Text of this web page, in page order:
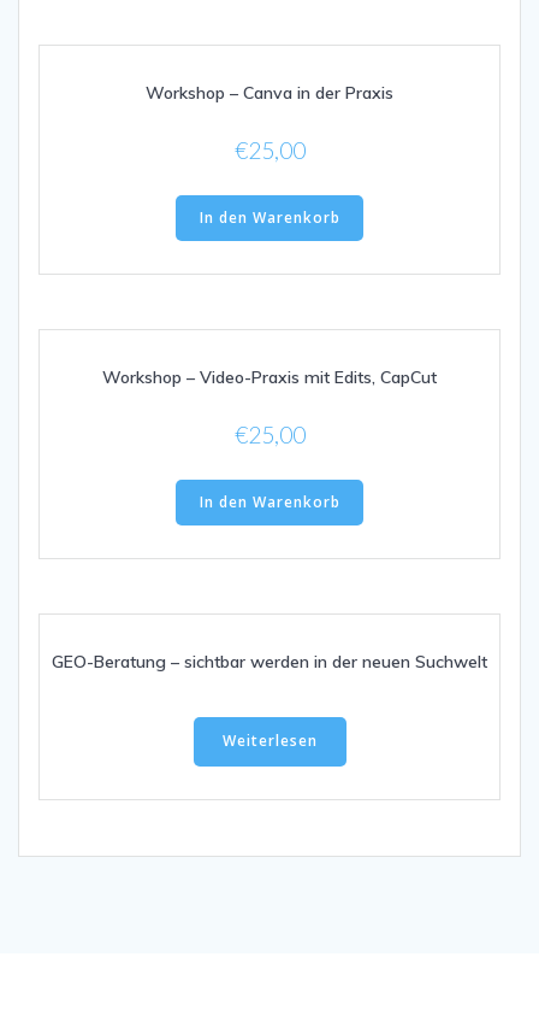
Workshop – Canva in der Praxis
€25,00
In den Warenkorb
Workshop – Video-Praxis mit Edits, CapCut
€25,00
In den Warenkorb
GEO-Beratung – sichtbar werden in der neuen Suchwelt
Weiterlesen